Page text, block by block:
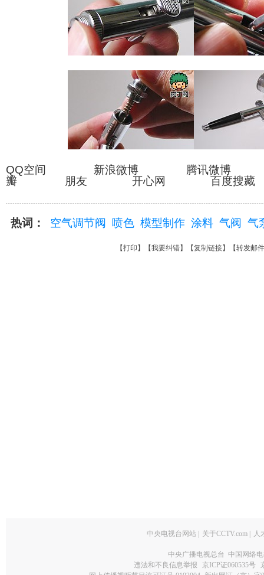
QQ空间 新浪微博 腾讯微
瓣 朋友 开心网 百度搜
热词： 空气调节阀 喷色 模型制作 涂料 气阀 气
【打印 】【我要纠错】【复制链接】【转发邮件
中央电视台网站 关于CCTV.com 人
中央广播电视总台 中国网络
违法和不良信息举报
京ICP证060535号